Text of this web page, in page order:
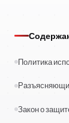
Политика
Закон о